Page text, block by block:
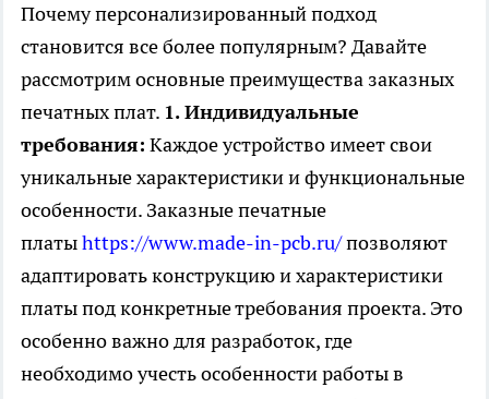
Почему персонализированный подход
становится все более популярным? Давайте
рассмотрим основные преимущества заказных
печатных плат. 1. Индивидуальные
требования: Каждое устройство имеет свои
уникальные характеристики и функциональные
особенности. Заказные печатные
платыhttps://www.made-in-pcb.ru/позволяют
адаптировать конструкцию и характеристики
платы под конкретные требования проекта. Это
особенно важно для разработок, где
необходимо учесть особенности работы в